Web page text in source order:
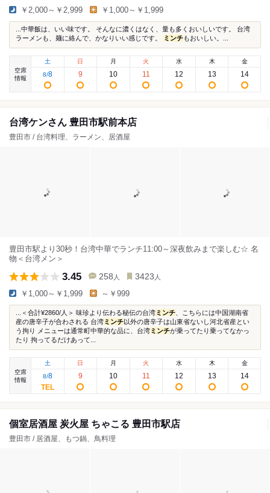
￥2,000～￥2,999 ￥1,000～￥1,999
...中華飯は、いい味です。 そんなに濃くはなく、量も多くおいしいです。 台湾
ラーメンも、麺に絡んで、かなりいい感じです。
ミンチもおいしい。...
空席
情報
土
8/8
日
9
月
10
火
11
水
12
木
13
金
14
台湾ケンさん 豊田市駅前本店
豊田市 / 台湾料理、ラーメン、居酒屋
豊田市駅より30秒！台湾中華でランチ11:00～深夜飲みまで楽しむ☆ 名
物＜台湾メン＞
3.45 258 人 3423 人
￥1,000～￥1,999 ～￥999
...＜合計¥2860/人＞ 味珍より伝わる秘伝の台湾ミンチ 、こちらには中国湖南省
産の唐辛子が合わされる 台湾ミンチ以外の唐辛子は山東省ないし河北省産とい
う拘り メニューは通常町中華的な品に、台湾ミンチが乗ってたり乗ってなかっ
たり 拘ってるだけあって...
空席
情報
土
8/8
日
9
月
10
火
11
水
12
木
13
金
14
個室居酒屋 炭火屋 ちゃこる 豊田市駅店
豊田市 / 居酒屋、もつ鍋、鳥料理